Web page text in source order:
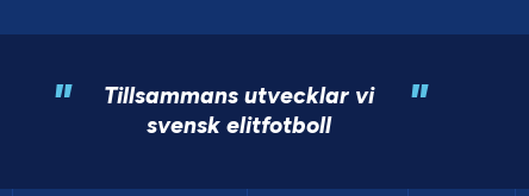
"
Tillsammans utvecklar vi
svensk elitfotboll
"